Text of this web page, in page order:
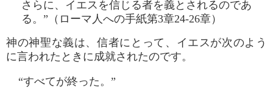
さらに、イエスを信じる者を義とされるのであ
る。”（ローマ人への手紙第3章24-26章）
神の神聖な義は、信者にとって、イエスが次のよう
に言われたときに成就されたのです。
“すべてが終った。”